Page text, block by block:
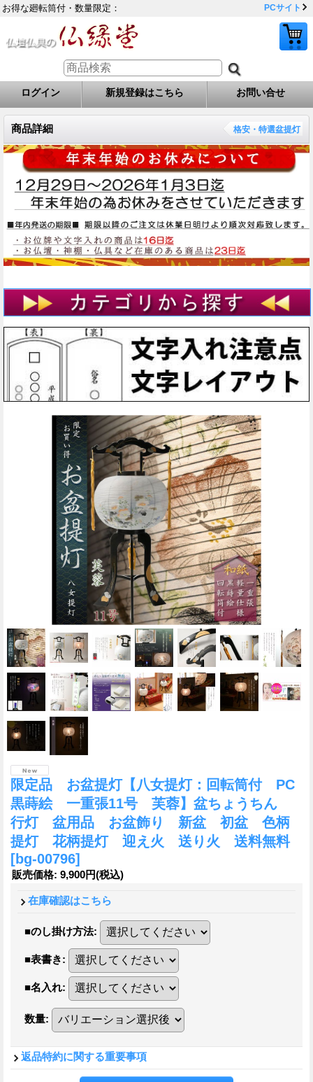
お得な廻転筒付・数量限定： PCサイト
ログイン 新規登録はこちら お問い合せ
商品詳細 格安・特選盆提灯
限定品 お盆提灯【八女提灯：回転筒付 PC
黒蒔絵 一重張11号 芙蓉】盆ちょうちん
行灯 盆用品 お盆飾り 新盆 初盆 色柄
提灯 花柄提灯 迎え火 送り火 送料無料
[bg-00796]
販売価格: 9,900円(税込)
在庫確認はこちら
■のし掛け方法:
■表書き:
■名入れ:
数量:
返品特約に関する重要事項